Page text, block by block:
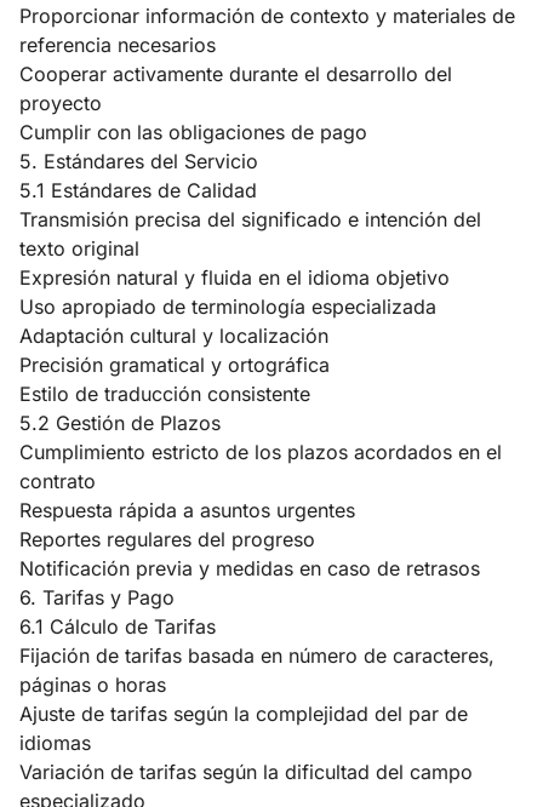
Proporcionar información de contexto y materiales de
referencia necesarios
Cooperar activamente durante el desarrollo del
proyecto
Cumplir con las obligaciones de pago
5. Estándares del Servicio
5.1 Estándares de Calidad
Transmisión precisa del significado e intención del
texto original
Expresión natural y fluida en el idioma objetivo
Uso apropiado de terminología especializada
Adaptación cultural y localización
Precisión gramatical y ortográfica
Estilo de traducción consistente
5.2 Gestión de Plazos
Cumplimiento estricto de los plazos acordados en el
contrato
Respuesta rápida a asuntos urgentes
Reportes regulares del progreso
Notificación previa y medidas en caso de retrasos
6. Tarifas y Pago
6.1 Cálculo de Tarifas
Fijación de tarifas basada en número de caracteres,
páginas o horas
Ajuste de tarifas según la complejidad del par de
idiomas
Variación de tarifas según la dificultad del campo
especializado